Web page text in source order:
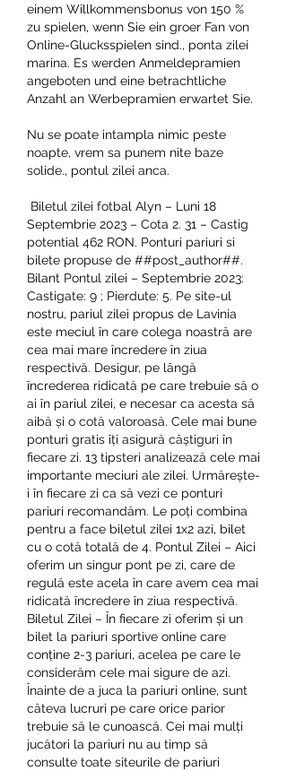
einem Willkommensbonus von 150 %
zu spielen, wenn Sie ein groer Fan von
Online-Glucksspielen sind., ponta zilei
marina. Es werden Anmeldepramien
angeboten und eine betrachtliche
Anzahl an Werbepramien erwartet Sie.
Nu se poate intampla nimic peste
noapte, vrem sa punem nite baze
solide., pontul zilei anca.
Septembrie 2023 – Cota 2. 31 – Castig
potential 462 RON. Ponturi pariuri si
bilete propuse de ##post_author##.
Bilant Pontul zilei – Septembrie 2023:
Castigate: 9 ; Pierdute: 5. Pe site-ul
nostru, pariul zilei propus de Lavinia
este meciul în care colega noastră are
cea mai mare încredere în ziua
respectivă. Desigur, pe lângă
încrederea ridicată pe care trebuie să o
ai în pariul zilei, e necesar ca acesta să
aibă și o cotă valoroasă. Cele mai bune
ponturi gratis îți asigură câștiguri în
fiecare zi. 13 tipsteri analizează cele mai
importante meciuri ale zilei. Urmărește-
i în fiecare zi ca să vezi ce ponturi
pariuri recomandăm. Le poți combina
pentru a face biletul zilei 1x2 azi, bilet
cu o cotă totală de 4. Pontul Zilei – Aici
oferim un singur pont pe zi, care de
regulă este acela în care avem cea mai
ridicată încredere în ziua respectivă.
Biletul Zilei – În fiecare zi oferim și un
bilet la pariuri sportive online care
conține 2-3 pariuri, acelea pe care le
considerăm cele mai sigure de azi.
Înainte de a juca la pariuri online, sunt
câteva lucruri pe care orice parior
trebuie să le cunoască. Cei mai mulți
jucători la pariuri nu au timp să
consulte toate siteurile de pariuri